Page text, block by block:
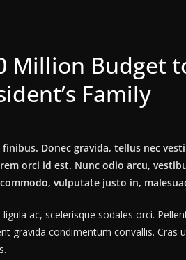
Million Budget
Family
finibus. Donec gravida, tellus nec
orci id est. Nunc odio arcu,
vulputate justo in,
ac, scelerisque sodales orci.
gravida condimentum convallis. Cras